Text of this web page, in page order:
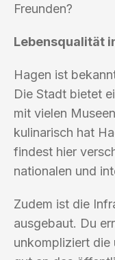
Freunden?
Lebensqualität
Hagen ist
Die Stadt bietet
mit vielen
kulinarisch hat
findest hier
nationalen und
Zudem ist die
ausgebaut. Du
unkompliziert die